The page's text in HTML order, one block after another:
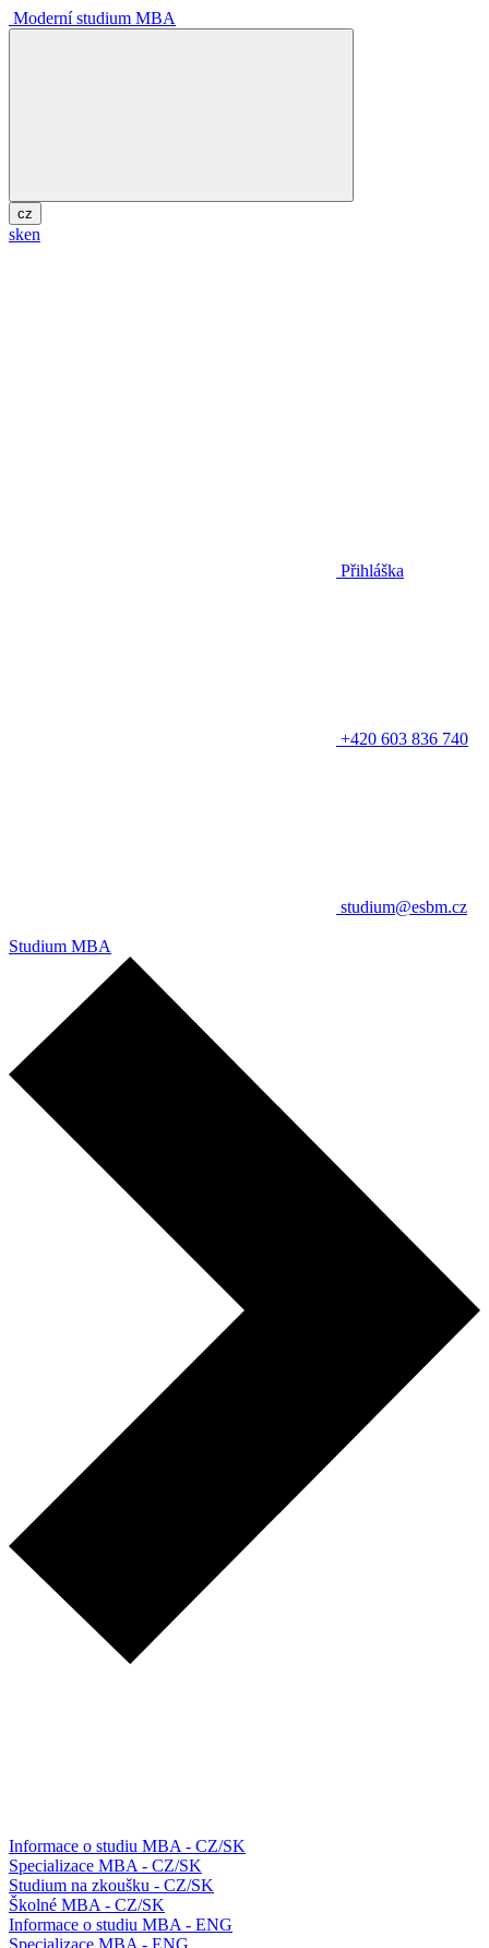
Moderní studium MBA
cz
sken
Přihláška
+420 603 836 740
studium@esbm.cz
Studium MBA
Informace o studiu MBA - CZ/SK
Specializace MBA - CZ/SK
Studium na zkoušku - CZ/SK
Školné MBA - CZ/SK
Informace o studiu MBA - ENG
Specializace MBA - ENG